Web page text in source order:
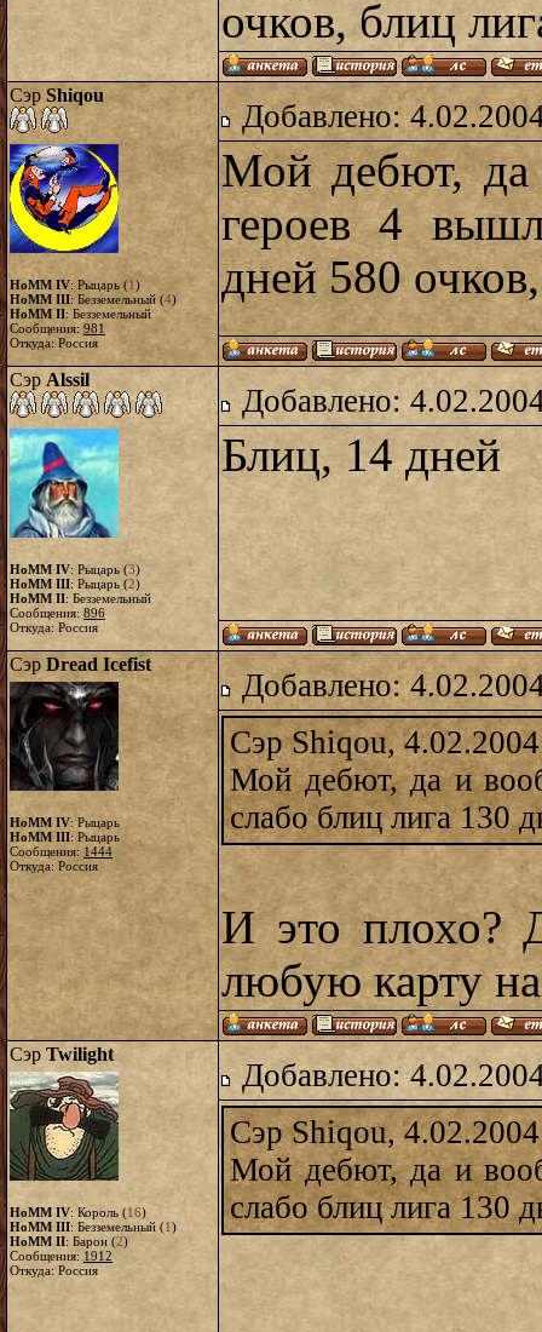
очков, блиц
Сэр Shiqou
HoMM IV: Рыцарь (1)
HoMM III: Безземельный (4)
HoMM II: Безземельный
Сообщения: 981
Откуда: Россия
Добавлено:
Мой дебют, да
героев 4
дней 580
Сэр Alssil
HoMM IV: Рыцарь (3)
HoMM III: Рыцарь (2)
HoMM II: Безземельный
Сообщения: 896
Откуда: Россия
Добавлено:
Блиц, 14 дней
Сэр Dread Icefist
HoMM IV: Рыцарь
HoMM III: Рыцарь
Сообщения:1444
Откуда: Россия
Добавлено:
Сэр Shiqou,
Мой дебют, да и
слабо блиц лига 130
И это плохо?
любую карту
Сэр Twilight
HoMM IV: Король (16)
HoMM III: Безземельный (1)
HoMM II: Барон (2)
Сообщения: 1912
Откуда: Россия
Добавлено:
Сэр Shiqou,
Мой дебют, да и
слабо блиц лига 130